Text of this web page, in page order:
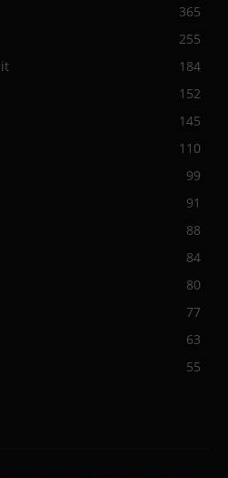
365
255
184
152
145
110
99
91
88
84
80
77
63
55